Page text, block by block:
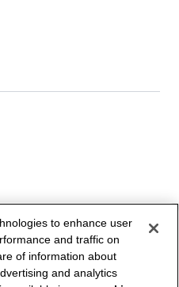
Todos los derechos
to enhance user
and traffic on
of information about
and analytics